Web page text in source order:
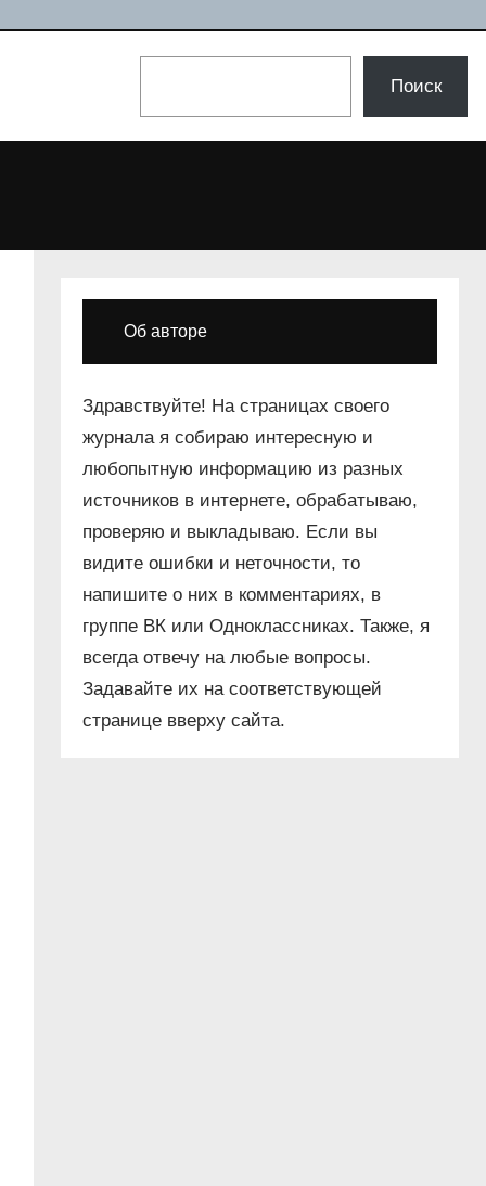
Поиск
Об авторе
Здравствуйте! На страницах своего
журнала я собираю интересную и
любопытную информацию из разных
источников в интернете, обрабатываю,
проверяю и выкладываю. Если вы
видите ошибки и неточности, то
напишите о них в комментариях, в
группе ВК или Одноклассниках. Также, я
всегда отвечу на любые вопросы.
Задавайте их на соответствующей
странице вверху сайта.